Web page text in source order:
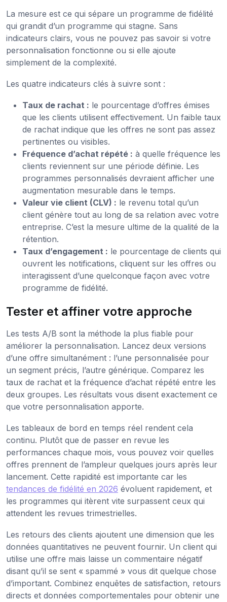
La mesure est ce qui sépare un programme de fidélité
qui grandit d’un programme qui stagne. Sans
indicateurs clairs, vous ne pouvez pas savoir si votre
personnalisation fonctionne ou si elle ajoute
simplement de la complexité.
Les quatre indicateurs clés à suivre sont :
Taux de rachat : le pourcentage d’offres émises
que les clients utilisent effectivement. Un faible taux
de rachat indique que les offres ne sont pas assez
pertinentes ou visibles.
Fréquence d’achat répété : à quelle fréquence les
clients reviennent sur une période définie. Les
programmes personnalisés devraient afficher une
augmentation mesurable dans le temps.
Valeur vie client (CLV) : le revenu total qu’un
client génère tout au long de sa relation avec votre
entreprise. C’est la mesure ultime de la qualité de la
rétention.
Taux d’engagement : le pourcentage de clients qui
ouvrent les notifications, cliquent sur les offres ou
interagissent d’une quelconque façon avec votre
programme de fidélité.
Tester et affiner votre approche
Les tests A/B sont la méthode la plus fiable pour
améliorer la personnalisation. Lancez deux versions
d’une offre simultanément : l’une personnalisée pour
un segment précis, l’autre générique. Comparez les
taux de rachat et la fréquence d’achat répété entre les
deux groupes. Les résultats vous disent exactement ce
que votre personnalisation apporte.
Les tableaux de bord en temps réel rendent cela
continu. Plutôt que de passer en revue les
performances chaque mois, vous pouvez voir quelles
offres prennent de l’ampleur quelques jours après leur
lancement. Cette rapidité est importante car les
tendances de fidélité en 2026 évoluent rapidement, et
les programmes qui itèrent vite surpassent ceux qui
attendent les revues trimestrielles.
Les retours des clients ajoutent une dimension que les
données quantitatives ne peuvent fournir. Un client qui
utilise une offre mais laisse un commentaire négatif
disant qu’il se sent « spammé » vous dit quelque chose
d’important. Combinez enquêtes de satisfaction, retours
directs et données comportementales pour obtenir une